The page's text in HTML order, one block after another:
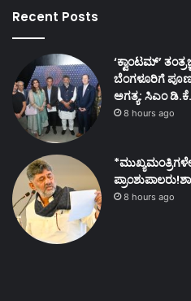
Recent Posts
‘ಕ್ವಾಂಟಮ್’
ಬೆಂಗಳೂರಿಗೆ
ಅಗತ್ಯ: ಸಿಎಂ
8 hours ago
8 hours ago